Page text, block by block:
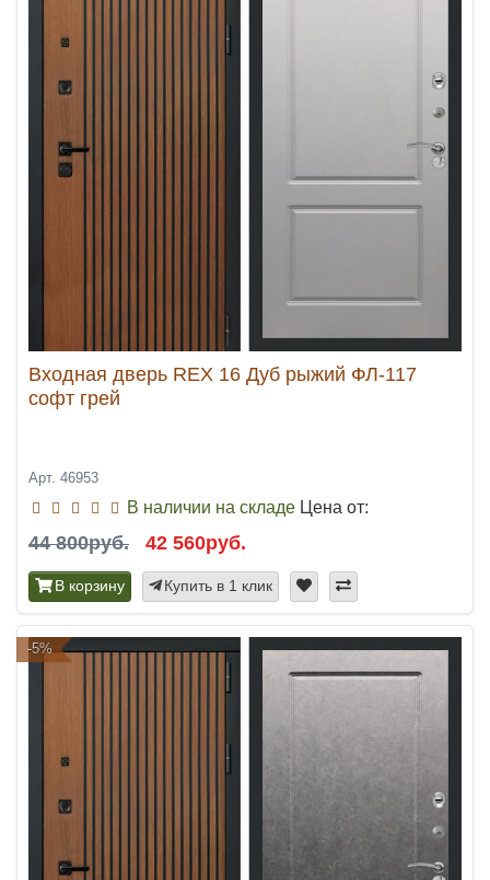
Входная дверь REX 16 Дуб рыжий ФЛ-117
софт грей
Арт. 46953
В наличии на складе Цена от:
44 800руб. 42 560руб.
В корзину Купить в 1 клик
-5%